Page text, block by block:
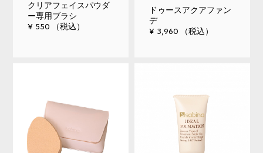
クリアフェイスパウダ
ー専用ブラシ
¥ 550 （税込）
ドゥースアクアファン
デ
¥ 3,960 （税込）